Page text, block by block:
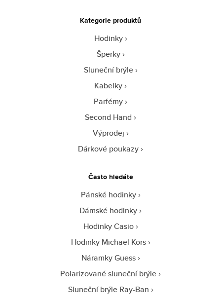
Kategorie produktů
Hodinky
Šperky
Sluneční brýle
Kabelky
Parfémy
Second Hand
Výprodej
Dárkové poukazy
Často hledáte
Pánské hodinky
Dámské hodinky
Hodinky Casio
Hodinky Michael Kors
Náramky Guess
Polarizované sluneční brýle
Sluneční brýle Ray-Ban